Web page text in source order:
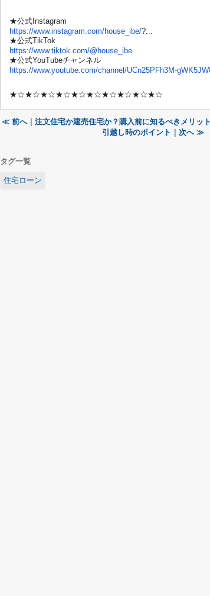
★公式Instagram
https://www.instagram.com/house_ibe/?...
★公式TikTok
https://www.tiktok.com/@house_ibe
★公式YouTubeチャンネル
https://www.youtube.com/channel/UCn25PFh3M-
★☆★☆★☆★☆★☆★☆★☆★☆★☆★☆
≪ 前へ｜注文住宅か建売住宅か？購入前に知るべきメリッ
引越し時のポイント｜次へ ≫
タグ一覧
住宅ローン